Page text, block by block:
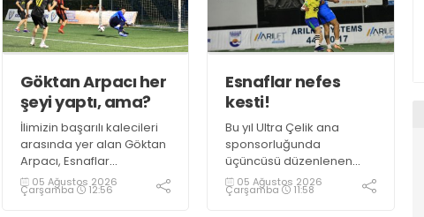
Göktan Arpacı her
şeyi yaptı, ama?
İlimizin başarılı kalecileri
arasında yer alan Göktan
Arpacı, Esnaflar
Turnuvası’nda Ultra Çelik
takımının kalesini koruyor.
05 Ağustos 2026
Çarşamba 12:56
Esnaflar nefes
kesti!
Bu yıl Ultra Çelik ana
sponsorluğunda
üçüncüsü düzenlenen
Esnaflar Futbol
Turnuvası’ndaki maçlar
05 Ağustos 2026
Çarşamba 11:58